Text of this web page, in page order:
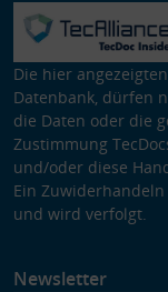
Die hier
Datenbank, dürfen
die Daten oder die
Zustimmung
und/oder diese
Ein
und wird verfolgt.
Newsletter